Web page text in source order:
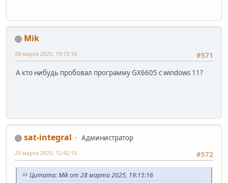
Mik
#571
28 марта 2025, 19:15:16
А кто нибудь пробовал программу GX6605 с windows 11?
sat-integral
Администратор
#572
29 марта 2025, 12:42:10
Цитата: Mik от 28 марта 2025, 19:15:16